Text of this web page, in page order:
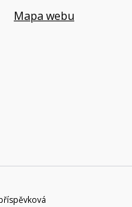
Mapa webu